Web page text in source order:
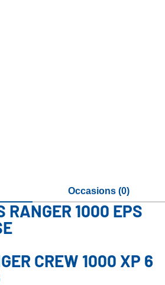
Occasions (0)
RANGER 1000 EPS
CREW 1000 XP 6